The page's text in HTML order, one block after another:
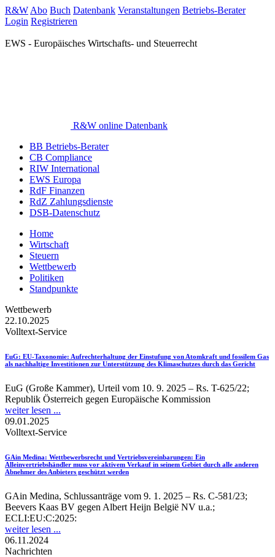
R&W Abo Buch Datenbank Veranstaltungen Betriebs-Berater
Login Registrieren
EWS - Europäisches Wirtschafts- und Steuerrecht
R&W online Datenbank
BB Betriebs-Berater
CB Compliance
RIW International
EWS Europa
RdF Finanzen
RdZ Zahlungsdienste
DSB-Datenschutz
Home
Wirtschaft
Steuern
Wettbewerb
Politiken
Standpunkte
Wettbewerb
22.10.2025
Volltext-Service
EuG: EU-Taxonomie: Aufrechterhaltung der Einstufung von Atomkraft und fossilem Gas
als nachhaltige Investitionen zur Unterstützung des Klimaschutzes durch das Gericht
EuG (Große Kammer), Urteil vom 10. 9. 2025 – Rs. T-625/22;
Republik Österreich gegen Europäische Kommission
weiter lesen ...
09.01.2025
Volltext-Service
GAin Medina: Wettbewerbsrecht und Vertriebsvereinbarungen: Ein
Alleinvertriebshändler muss vor aktivem Verkauf in seinem Gebiet durch alle anderen
Abnehmer des Anbieters geschützt werden
GAin Medina, Schlussanträge vom 9. 1. 2025 – Rs. C-581/23;
Beevers Kaas BV gegen Albert Heijn België NV u.a.;
ECLI:EU:C:2025:
weiter lesen ...
06.11.2024
Nachrichten